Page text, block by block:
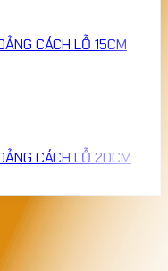
CÁCH LỖ 15CM
CÁCH LỖ 20CM